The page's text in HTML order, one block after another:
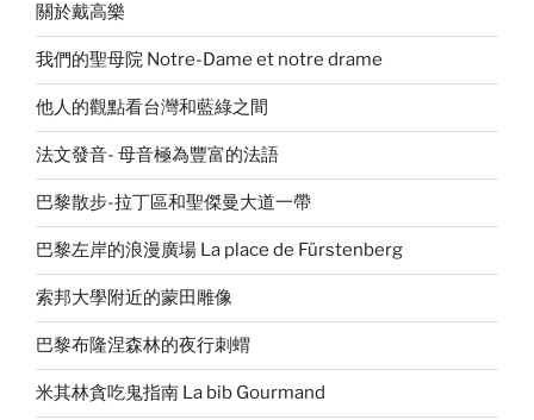
關於戴高樂
我們的聖母院 Notre-Dame et notre drame
他人的觀點看台灣和藍綠之間
法文發音- 母音極為豐富的法語
巴黎散步-拉丁區和聖傑曼大道一帶
巴黎左岸的浪漫廣場 La place de Fürstenberg
索邦大學附近的蒙田雕像
巴黎布隆涅森林的夜行刺蝟
米其林貪吃鬼指南 La bib Gourmand